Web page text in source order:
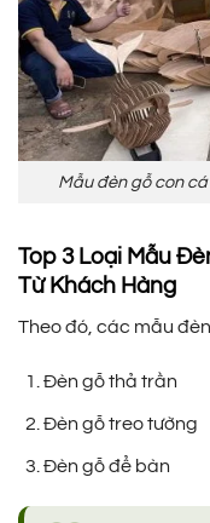
Mẫu đèn gỗ con
Top 3 Loại Mẫu
Từ Khách Hàng
Theo đó, các mẫu
Đèn gỗ thả trần
Đèn gỗ treo tường
Đèn gỗ để bàn